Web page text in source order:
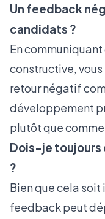
Un feedback
candidats ?
En
constructive,
retour négatif
développement
plutôt que
Dois-je toujours
?
Bien que cela
feedback peut